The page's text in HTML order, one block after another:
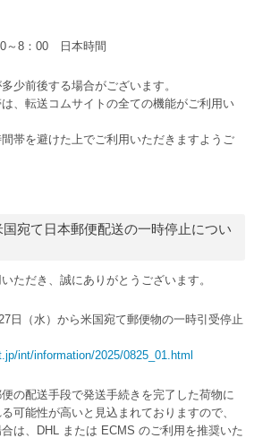
～8：00 日本時間
少前後する場合がございます。
、転送コムサイトの全ての機能がご利用い
帯を避けた上でご利用いただきますようご
国宛て日本郵便配送の一時停止につい
ただき、誠にありがとうございます。
日（水）から米国宛て郵便物の一時引受停止
int/information/2025/0825_01.html
の配送手段で発送手続きを完了した荷物に
可能性が高いと見込まれておりますので、
は、DHL または ECMS のご利用を推奨いた